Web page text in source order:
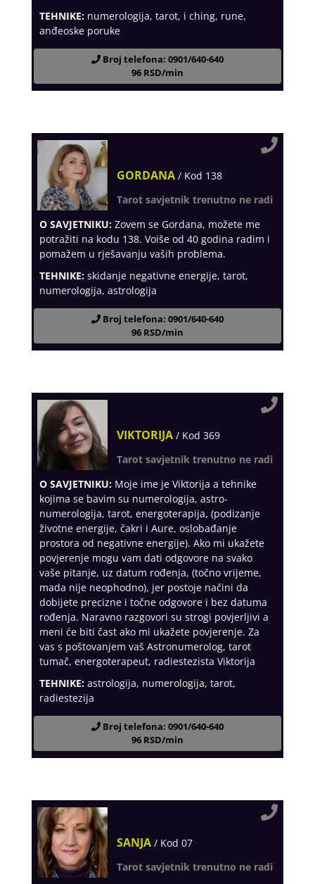
TEHNIKE:numerologija, tarot, i ching, rune,
anđeoske poruke
Broj telefona: 0901/640-640
96 RSD/min
GORDANA / Kod 138
Tarot savjetnik trenutno ne radi
O SAVJETNIKU:Zovem se Gordana, možete me
potražiti na kodu 138. Voiše od 40 godina radim i
pomažem u rješavanju vaših problema.
TEHNIKE:skidanje negativne energije, tarot,
numerologija, astrologija
Broj telefona: 0901/640-640
96 RSD/min
VIKTORIJA / Kod 369
Tarot savjetnik trenutno ne radi
O SAVJETNIKU:Moje ime je Viktorija a tehnike
kojima se bavim su numerologija, astro-
numerologija, tarot, energoterapija, (podizanje
životne energije, čakri i Aure, oslobađanje
prostora od negativne energije). Ako mi ukažete
povjerenje mogu vam dati odgovore na svako
vaše pitanje, uz datum rođenja, (točno vrijeme,
mada nije neophodno), jer postoje načini da
dobijete precizne i točne odgovore i bez datuma
rođenja. Naravno razgovori su strogi povjerljivi a
meni će biti čast ako mi ukažete povjerenje. Za
vas s poštovanjem vaš Astronumerolog, tarot
tumač, energoterapeut, radiestezista Viktorija
TEHNIKE:astrologija, numerologija, tarot,
radiestezija
Broj telefona: 0901/640-640
96 RSD/min
SANJA / Kod 07
Tarot savjetnik trenutno ne radi